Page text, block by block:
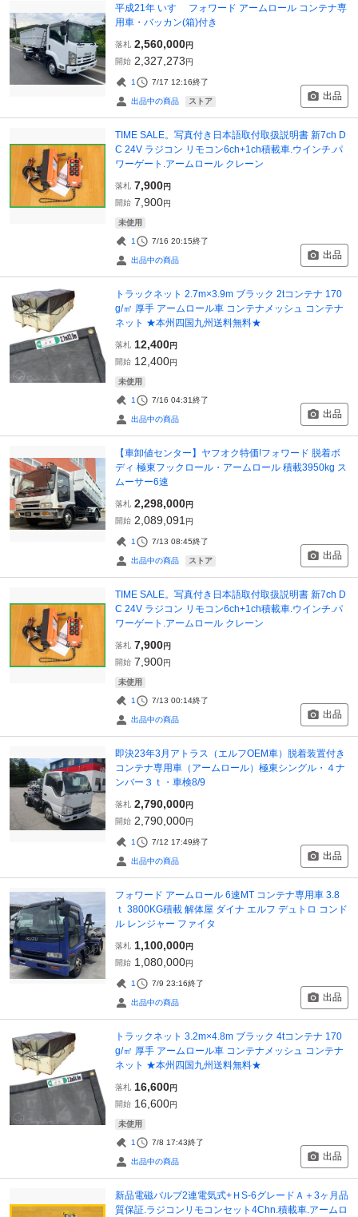
平成21年 いすゞ フォワード アームロール コンテナ専
用車・バッカン(箱)付き
落札 2,560,000円
開始 2,327,273円
1 7/17 12:16終了
出品中の商品 ストア 出品
TIME SALE。写真付き日本語取付取扱説明書 新7ch D
C 24V ラジコン リモコン6ch+1ch積載車.ウインチ.パ
ワーゲート.アームロール クレーン
落札 7,900円
開始 7,900円
未使用
1 7/16 20:15終了
出品中の商品 出品
トラックネット 2.7m×3.9m ブラック 2tコンテナ 170
g/㎡ 厚手 アームロール車 コンテナメッシュ コンテナ
ネット ★本州四国九州送料無料★
落札 12,400円
開始 12,400円
未使用
1 7/16 04:31終了
出品中の商品 出品
【車卸値センター】ヤフオク特価!フォワード 脱着ボ
ディ 極東フックロール・アームロール 積載3950kg ス
ムーサー6速
落札 2,298,000円
開始 2,089,091 円
1 7/13 08:45終了
出品中の商品 ストア 出品
TIME SALE。写真付き日本語取付取扱説明書 新7ch D
C 24V ラジコン リモコン6ch+1ch積載車.ウインチ.パ
ワーゲート.アームロール クレーン
落札 7,900円
開始 7,900円
未使用
1 7/13 00:14終了
出品中の商品 出品
即決23年3月アトラス（エルフOEM車）脱着装置付き
コンテナ専用車（アームロール）極東シングル・４ナ
ンバー３ｔ・車検8/9
落札 2,790,000円
開始 2,790,000円
1 7/12 17:49終了
出品中の商品 出品
フォワード アームロール 6速MT コンテナ専用車 3.8
ｔ 3800KG積載 解体屋 ダイナ エルフ デュトロ コンド
ル レンジャー ファイタ
落札 1,100,000円
開始 1,080,000円
1 7/9 23:16終了
出品中の商品 出品
トラックネット 3.2m×4.8m ブラック 4tコンテナ 170
g/㎡ 厚手 アームロール車 コンテナメッシュ コンテナ
ネット ★本州四国九州送料無料★
落札 16,600円
開始 16,600円
未使用
1 7/8 17:43終了
出品中の商品 出品
新品電磁バルブ2連電気式+ＨS-6グレードＡ＋3ヶ月品
質保証.ラジコンリモコンセット4Chn.積載車.アームロ